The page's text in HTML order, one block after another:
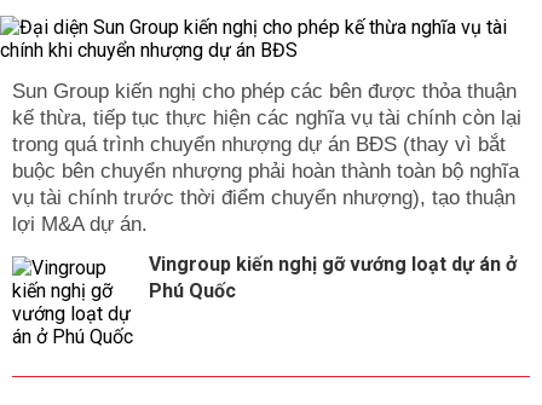
Sun Group kiến nghị cho phép các bên được thỏa thuận
kế thừa, tiếp tục thực hiện các nghĩa vụ tài chính còn lại
trong quá trình chuyển nhượng dự án BĐS (thay vì bắt
buộc bên chuyển nhượng phải hoàn thành toàn bộ nghĩa
vụ tài chính trước thời điểm chuyển nhượng), tạo thuận
lợi M&A dự án.
Vingroup kiến nghị gỡ vướng loạt dự án ở
Phú Quốc